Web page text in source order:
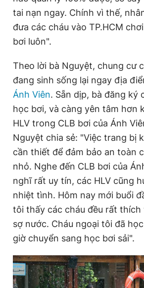
tai nạn ngay. Chính vì thế,
đưa các cháu vào TP.HCM
bơi luôn".
Theo lời bà Nguyệt, chung cư
đang sinh sống lại ngay địa
Ánh Viên. Sẵn dịp, bà đăng ký
học bơi, và càng yên tâm hơn
HLV trong CLB bơi của Ánh
Nguyệt chia sẻ: "Việc trang bị
cần thiết để đảm bảo an toàn
nhỏ. Nghe đến CLB bơi của
nghĩ rất uy tín, các HLV cũng
nhiệt tình. Hôm nay mới buổi
tôi thấy các cháu đều rất thích
sợ nước. Cháu ngoại tôi đã
giờ chuyển sang học bơi sải".